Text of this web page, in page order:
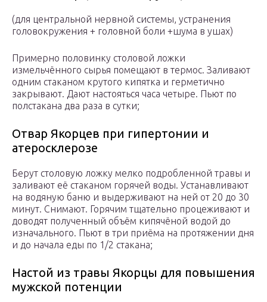
(для центральной нервной системы, устранения
головокружения + головной боли +шума в ушах)
Примерно половинку столовой ложки
измельчённого сырья помещают в термос. Заливают
одним стаканом крутого кипятка и герметично
закрывают. Дают настояться часа четыре. Пьют по
полстакана два раза в сутки;
Отвар Якорцев при гипертонии и
атеросклерозе
Берут столовую ложку мелко подробленной травы и
заливают её стаканом горячей воды. Устанавливают
на водяную баню и выдерживают на ней от 20 до 30
минут. Снимают. Горячим тщательно процеживают и
доводят полученный объём кипячёной водой до
изначального. Пьют в три приёма на протяжении дня
и до начала еды по 1/2 стакана;
Настой из травы Якорцы для повышения
мужской потенции